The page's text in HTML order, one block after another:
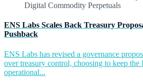
ENS Labs Scales Back Treasury
Pushback
ENS Labs has revised a governance
over treasury control, choosing to keep the
operational...